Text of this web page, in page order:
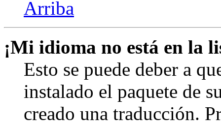
Arriba
¡Mi idioma no está en la
Esto se puede deber a
instalado el paquete de
creado una traducción.